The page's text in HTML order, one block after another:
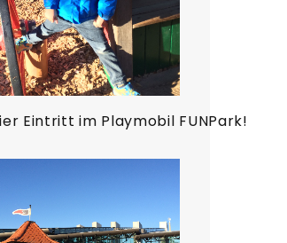
Eintritt im Playmobil FUNPark!